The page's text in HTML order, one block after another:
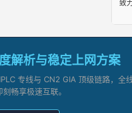
致
解析与稳定上网方案
专线与 CN2 GIA 顶级链路，全
畅享极速互联。